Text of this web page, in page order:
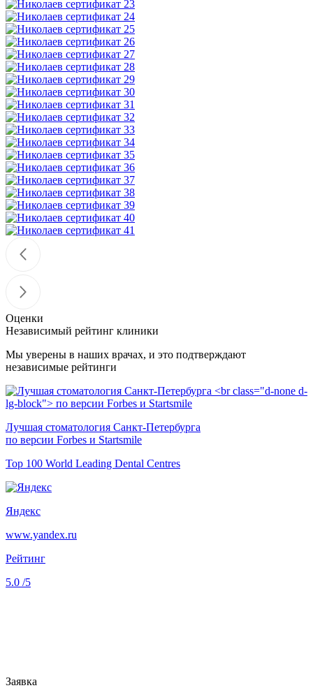
Оценки
Независимый рейтинг клиники
Мы уверены в наших врачах, и это подтверждают
независимые рейтинги
Лучшая стоматология Санкт-Петербурга
по версии Forbes и Startsmile
Top 100 World Leading Dental Centres
Яндекс
www.yandex.ru
Рейтинг
5.0 /5
Заявка